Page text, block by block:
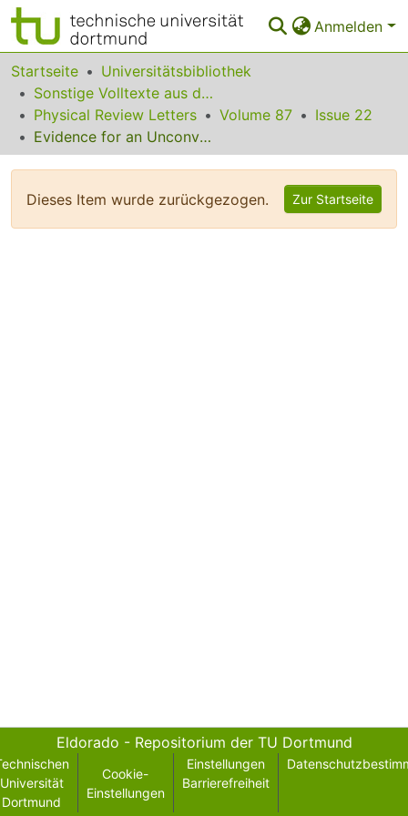
Anmelden
Bereiche & Sammlungen
Das gesamte Repositorium
Statistiken
Startseite
Universitätsbibliothek
Sonstige Volltexte aus dem Bibliotheksangebot
Physical Review Letters
Volume 87
Issue 22
Evidence for an Unconventional Magnetic Instability in the Spin-Tetrahedra System Cu2Te2O5Br2
Dieses Item wurde zurückgezogen. Zur Startseite
Eldorado - Repositorium der TU Dortmund
Universität
Dortmund
Cookie-
Einstellungen
Einstellungen
Barrierefreiheit